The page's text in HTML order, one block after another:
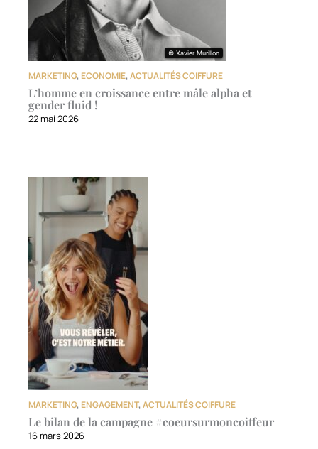
© Xavier Murillon
© Xavier Murillon
MARKETING, ECONOMIE,ACTUALITÉS COIFFURE
L’homme en croissance entre mâle alpha et
gender fluid !
22 mai 2026
MARKETING, ENGAGEMENT,ACTUALITÉS COIFFURE
Le bilan de la campagne #coeursurmoncoiffeur
16 mars 2026